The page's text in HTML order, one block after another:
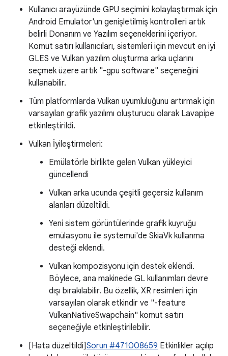
Kullanıcı arayüzünde GPU seçimini kolaylaştırmak için
Android Emulator'un genişletilmiş kontrolleri artık
belirli Donanım ve Yazılım seçeneklerini içeriyor.
Komut satırı kullanıcıları, sistemleri için mevcut en iyi
GLES ve Vulkan yazılım oluşturma arka uçlarını
seçmek üzere artık "-gpu software" seçeneğini
kullanabilir.
Tüm platformlarda Vulkan uyumluluğunu artırmak için
varsayılan grafik yazılımı oluşturucu olarak Lavapipe
etkinleştirildi.
Vulkan İyileştirmeleri:
Emülatörle birlikte gelen Vulkan yükleyici
güncellendi
Vulkan arka ucunda çeşitli geçersiz kullanım
alanları düzeltildi.
Yeni sistem görüntülerinde grafik kuyruğu
emülasyonu ile systemui'de SkiaVk kullanma
desteği eklendi.
Vulkan kompozisyonu için destek eklendi.
Böylece, ana makinede GL kullanımları devre
dışı bırakılabilir. Bu özellik, XR resimleri için
varsayılan olarak etkindir ve "-feature
VulkanNativeSwapchain" komut satırı
seçeneğiyle etkinleştirilebilir.
[Hata düzeltildi]Sorun #471008659 Etkinlikler açılıp